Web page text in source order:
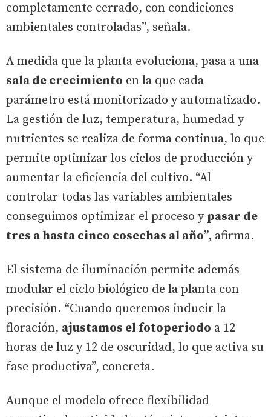
completamente cerrado, con condiciones
ambientales controladas”, señala.
A medida que la planta evoluciona, pasa a una
sala de crecimiento en la que cada
parámetro está monitorizado y automatizado.
La gestión de luz, temperatura, humedad y
nutrientes se realiza de forma continua, lo que
permite optimizar los ciclos de producción y
aumentar la eficiencia del cultivo. “Al
controlar todas las variables ambientales
conseguimos optimizar el proceso y pasar de
tres a hasta cinco cosechas al año”, afirma.
El sistema de iluminación permite además
modular el ciclo biológico de la planta con
precisión. “Cuando queremos inducir la
floración, ajustamos el fotoperiodo a 12
horas de luz y 12 de oscuridad, lo que activa su
fase productiva”, concreta.
Aunque el modelo ofrece flexibilidad